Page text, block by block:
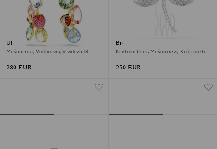
Uhani za pripenjanje Idyllia
Mešani rezi, Večbarvni, V videzu 18-
280 EUR
Broška in dodatek za lase
Ariana Grande x Swarovski
Kristalni biser, Mešani rezi, Kačji pastir,
250 EUR